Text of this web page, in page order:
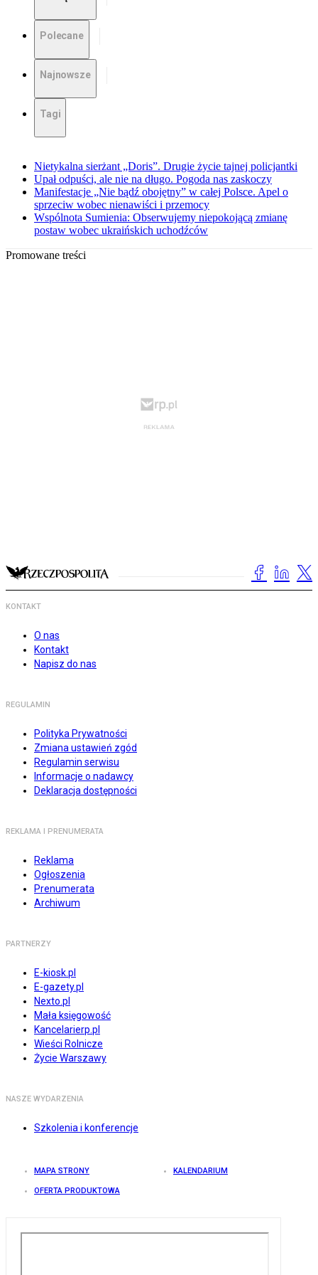
Polecane
Najnowsze
Tagi
Nietykalna sierżant „Doris”. Drugie życie tajnej policjantki
Upał odpuści, ale nie na długo. Pogoda nas zaskoczy
Manifestacje „Nie bądź obojętny” w całej Polsce. Apel o
sprzeciw wobec nienawiści i przemocy
Wspólnota Sumienia: Obserwujemy niepokojącą zmianę
postaw wobec ukraińskich uchodźców
Promowane treści
KONTAKT
O nas
Kontakt
Napisz do nas
REGULAMIN
Polityka Prywatności
Zmiana ustawień zgód
Regulamin serwisu
Informacje o nadawcy
Deklaracja dostępności
REKLAMA I PRENUMERATA
Reklama
Ogłoszenia
Prenumerata
Archiwum
PARTNERZY
E-kiosk.pl
E-gazety.pl
Nexto.pl
Mała księgowość
Kancelarierp.pl
Wieści Rolnicze
Życie Warszawy
NASZE WYDARZENIA
Szkolenia i konferencje
MAPA STRONY KALENDARIUM
OFERTA PRODUKTOWA